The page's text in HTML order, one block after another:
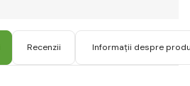
Recenzii Informații despre